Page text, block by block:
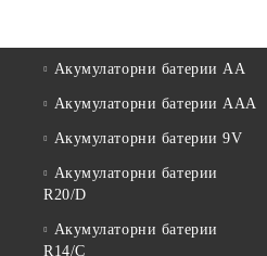
Акумулаторни батерии АА
Акумулаторни батерии AAA
Акумулаторни батерии 9V
Акумулаторни батерии
R20/D
Акумулаторни батерии
R14/C